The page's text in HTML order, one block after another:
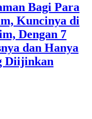
Bagi Para
Kuncinya di
Dengan 7
dan Hanya
Diijinkan